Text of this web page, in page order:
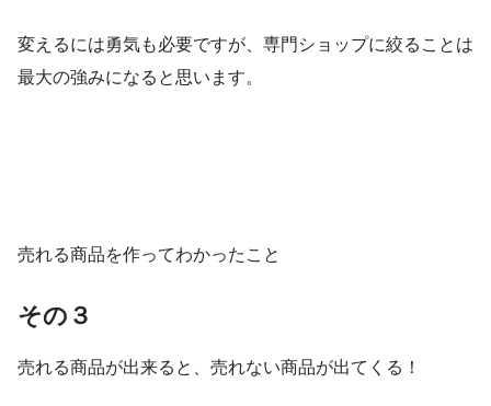
変えるには勇気も必要ですが、専門ショップに絞ることは
最大の強みになると思います。
売れる商品を作ってわかったこと
その３
売れる商品が出来ると、売れない商品が出てくる！